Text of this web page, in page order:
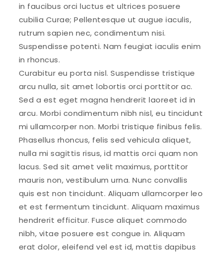
in faucibus orci luctus et ultrices posuere
cubilia Curae; Pellentesque ut augue iaculis,
rutrum sapien nec, condimentum nisi.
Suspendisse potenti. Nam feugiat iaculis enim
in rhoncus.
Curabitur eu porta nisl. Suspendisse tristique
arcu nulla, sit amet lobortis orci porttitor ac.
Sed a est eget magna hendrerit laoreet id in
arcu. Morbi condimentum nibh nisl, eu tincidunt
mi ullamcorper non. Morbi tristique finibus felis.
Phasellus rhoncus, felis sed vehicula aliquet,
nulla mi sagittis risus, id mattis orci quam non
lacus. Sed sit amet velit maximus, porttitor
mauris non, vestibulum urna. Nunc convallis
quis est non tincidunt. Aliquam ullamcorper leo
et est fermentum tincidunt. Aliquam maximus
hendrerit efficitur. Fusce aliquet commodo
nibh, vitae posuere est congue in. Aliquam
erat dolor, eleifend vel est id, mattis dapibus